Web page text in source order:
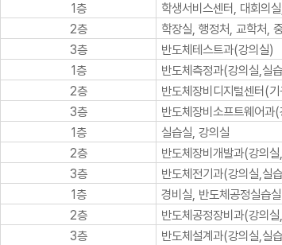
1층
학생서비스센터, 대회의
2층
학장실, 행정처, 교학처,
3층
반도체테스트과(강의실)
1층
반도체측정과(강의실,실
2층
반도체장비디지털센터(
3층
반도체장비소프트웨어과
1층
실습실, 강의실
2층
반도체장비개발과(강의
3층
반도체전기과(강의실,실
1층
경비실, 반도체공정실습
2층
반도체공정장비과(강의
3층
반도체설계과(강의실,실